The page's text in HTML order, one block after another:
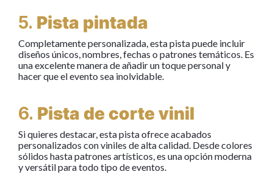
5. Pista pintada
Completamente personalizada, esta pista puede incluir
diseños únicos, nombres, fechas o patrones temáticos. Es
una excelente manera de añadir un toque personal y
hacer que el evento sea inolvidable.
6. Pista de corte vinil
Si quieres destacar, esta pista ofrece acabados
personalizados con viniles de alta calidad. Desde colores
sólidos hasta patrones artísticos, es una opción moderna
y versátil para todo tipo de eventos.